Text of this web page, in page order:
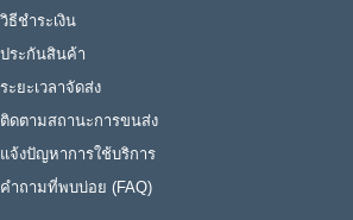
วิธีชำระเงิน
ประกันสินค้า
ระยะเวลาจัดส่ง
ติดตามสถานะการขนส่ง
แจ้งปัญหาการใช้บริการ
คำถามที่พบบ่อย (FAQ)